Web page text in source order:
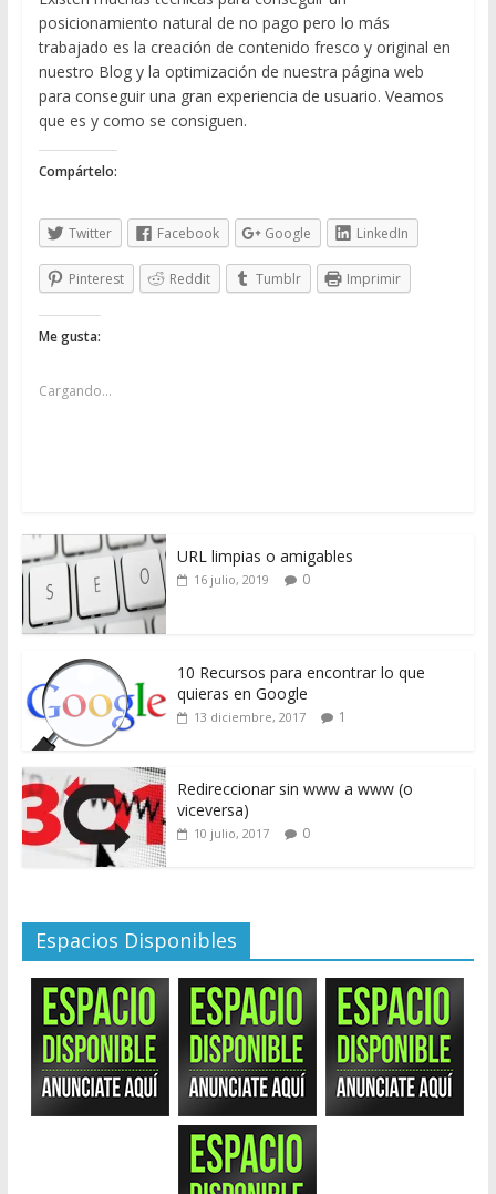
posicionamiento natural de no pago pero lo más
trabajado es la creación de contenido fresco y original en
nuestro Blog y la optimización de nuestra página web
para conseguir una gran experiencia de usuario. Veamos
que es y como se consiguen.
Compártelo:
Twitter Facebook Google LinkedIn
Pinterest Reddit Tumblr Imprimir
Me gusta:
Cargando...
URL limpias o amigables
16 julio, 2019 0
10 Recursos para encontrar lo que
quieras en Google
13 diciembre, 2017 1
Redireccionar sin www a www (o
viceversa)
10 julio, 2017 0
Espacios Disponibles